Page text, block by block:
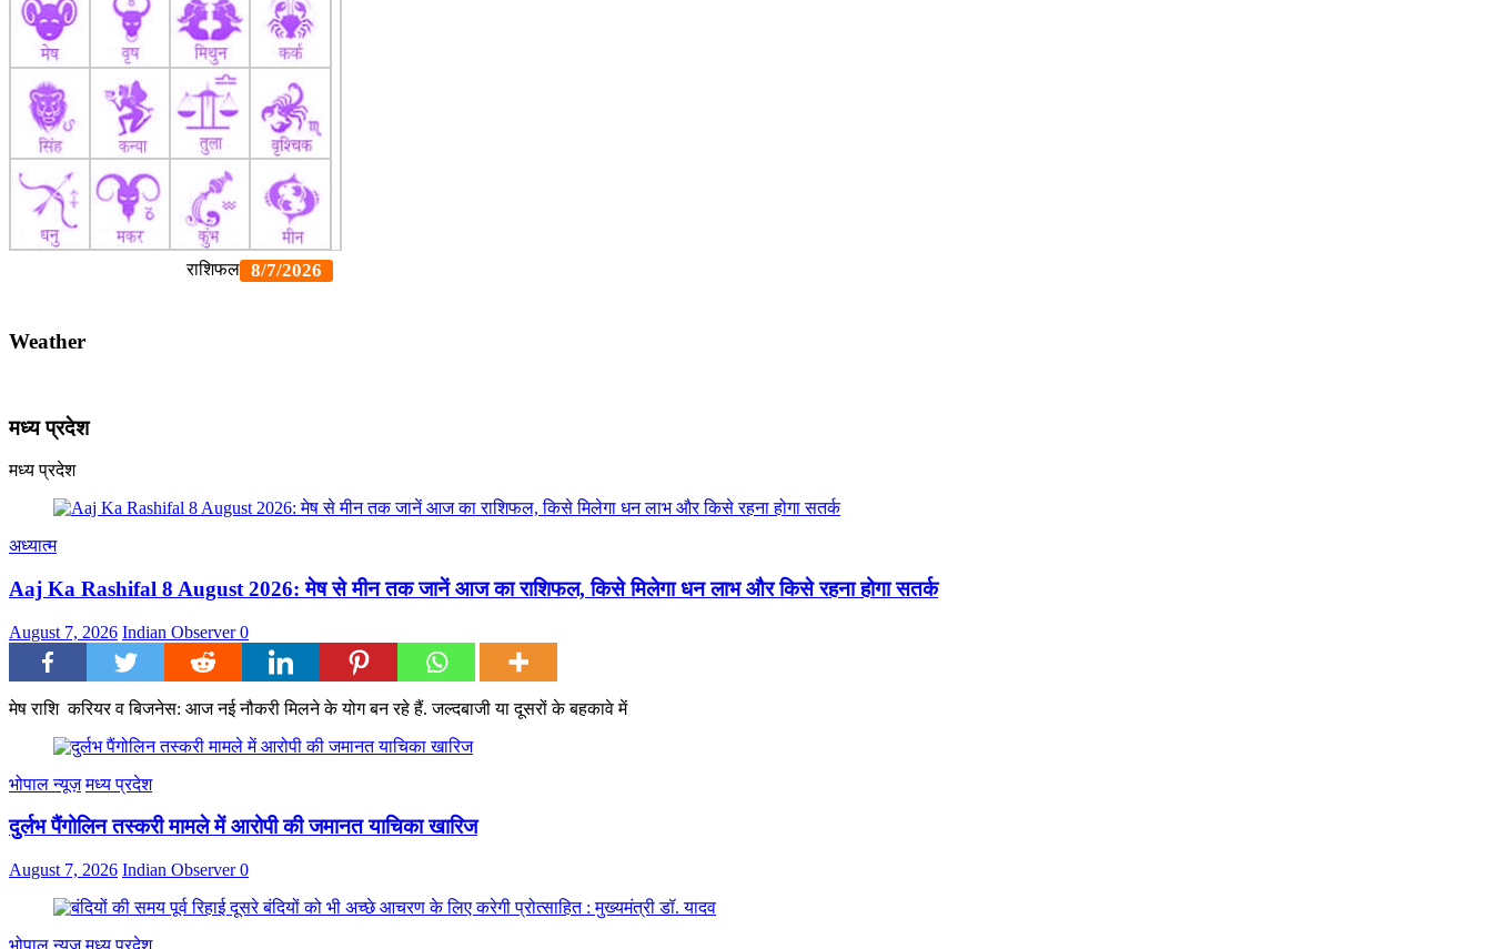
Weather
मध्य प्रदेश
मध्य प्रदेश
अध्यात्म
Aaj Ka Rashifal 8 August 2026: मेष से मीन तक जानें आज का राशिफल, किसे मिलेगा धन लाभ और किसे रहना होगा सतर्क
August 7, 2026 Indian Observer0
मेष राशि करियर व बिजनेस: आज नई नौकरी मिलने के योग बन रहे हैं. जल्दबाजी या दूसरों के बहकावे में
भोपाल न्यूज़ मध्य प्रदेश
दुर्लभ पैंगोलिन तस्करी मामले में आरोपी की जमानत याचिका खारिज
August 7, 2026 Indian Observer0